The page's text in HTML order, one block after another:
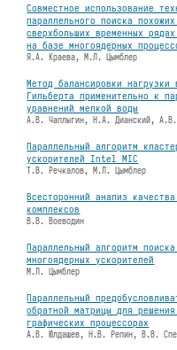
Совместное использование
параллельного поиска
сверхбольших временных
на базе многоядерных
Я.А. Краева, М.Л. Цымблер
Метод балансировки нагрузки
Гильберта применительно к
уравнений мелкой воды
А.В. Чаплыгин, Н.А. Дианский, А.В.
Параллельный алгоритм
ускорителей Intel MIC
Т.В. Речкалов, М.Л. Цымблер
Всесторонний анализ
комплексов
В.В. Воеводин
Параллельный алгоритм
многоядерных ускорителей
М.Л. Цымблер
Параллельный
обратной матрицы для
графических процессорах
А.В. Юлдашев, Н.В. Репин, В.В.